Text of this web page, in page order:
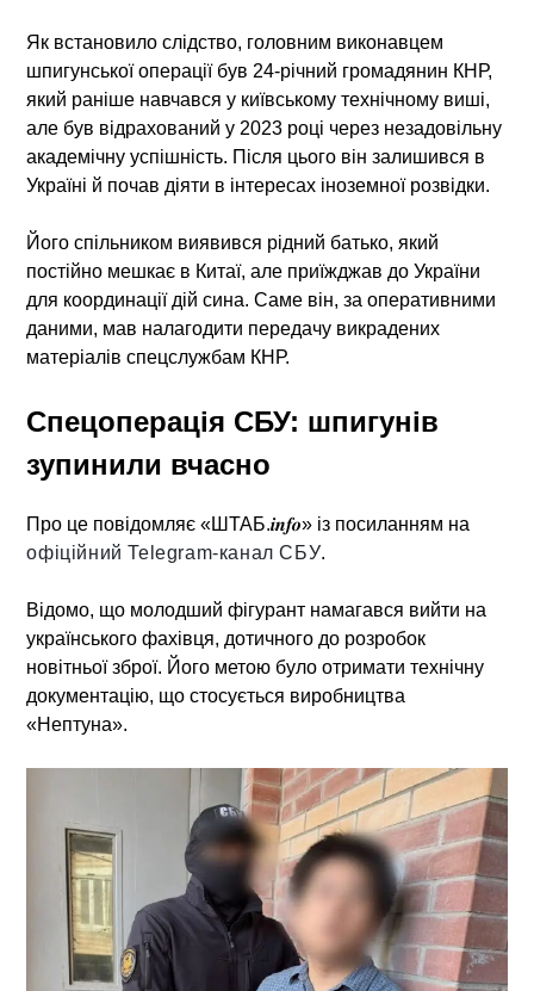
Як встановило слідство, головним виконавцем
шпигунської операції був 24-річний громадянин КНР,
який раніше навчався у київському технічному виші,
але був відрахований у 2023 році через незадовільну
академічну успішність. Після цього він залишився в
Україні й почав діяти в інтересах іноземної розвідки.
Його спільником виявився рідний батько, який
постійно мешкає в Китаї, але приїжджав до України
для координації дій сина. Саме він, за оперативними
даними, мав налагодити передачу викрадених
матеріалів спецслужбам КНР.
Спецоперація СБУ: шпигунів
зупинили вчасно
Про це повідомляє «ШТАБ.𝒊𝒏𝒇𝒐» із посиланням на
офіційний Telegram-канал СБУ.
Відомо, що молодший фігурант намагався вийти на
українського фахівця, дотичного до розробок
новітньої зброї. Його метою було отримати технічну
документацію, що стосується виробництва
«Нептуна».